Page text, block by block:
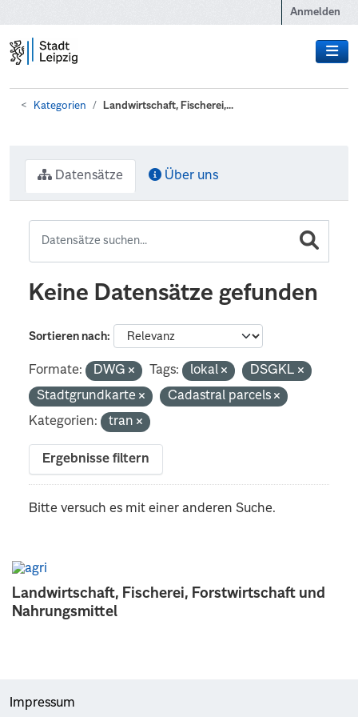
Anmelden
Kategorien Landwirtschaft, Fischerei,...
Landwirtschaft, Fischerei, Forstwirtschaft und
Nahrungsmittel
Datensätze Über uns
Keine Datensätze gefunden
Sortieren nach
Formate: DWG Tags: lokal
DSGKL
Stadtgrundkarte
Cadastral parcels
Kategorien:
tran
Ergebnisse filtern
Bitte versuch es mit einer anderen Suche.
Impressum